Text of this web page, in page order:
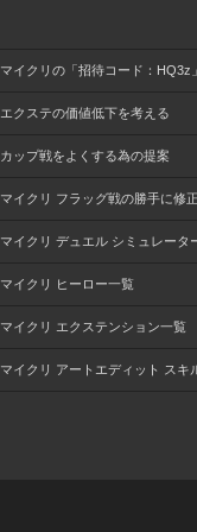
マイクリの「招待コード：HQ3z」
エクステの価値低下を考える
カップ戦をよくする為の提案
マイクリ フラッグ戦の勝手に修
マイクリ デュエル シミュレータ
マイクリ ヒーロー一覧
マイクリ エクステンション一覧
マイクリ アートエディット スキ